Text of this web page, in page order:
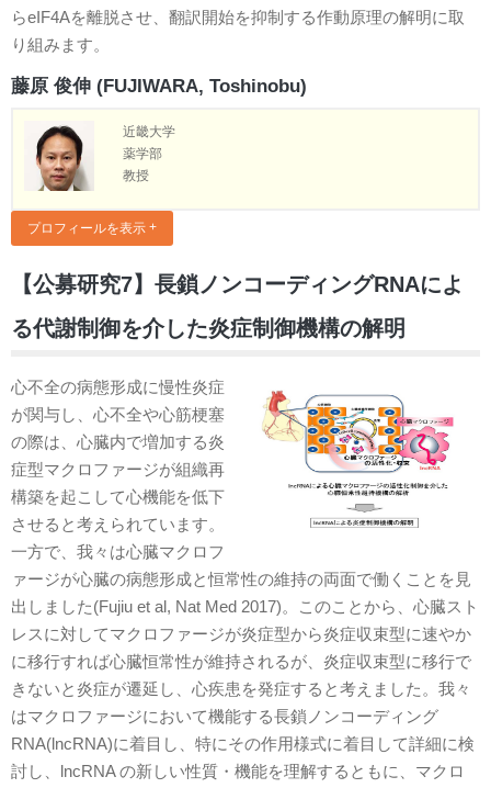
らeIF4Aを離脱させ、翻訳開始を抑制する作動原理の解明に取
り組みます。
藤原 俊伸 (FUJIWARA, Toshinobu)
近畿大学
薬学部
教授
プロフィールを表示
【公募研究7】長鎖ノンコーディングRNAによ
る代謝制御を介した炎症制御機構の解明
心不全の病態形成に慢性炎症
が関与し、心不全や心筋梗塞
の際は、心臓内で増加する炎
症型マクロファージが組織再
構築を起こして心機能を低下
させると考えられています。
一方で、我々は心臓マクロフ
ァージが心臓の病態形成と恒常性の維持の両面で働くことを見
出しました(Fujiu et al, Nat Med 2017)。このことから、心臓スト
レスに対してマクロファージが炎症型から炎症収束型に速やか
に移行すれば心臓恒常性が維持されるが、炎症収束型に移行で
きないと炎症が遷延し、心疾患を発症すると考えました。我々
はマクロファージにおいて機能する長鎖ノンコーディング
RNA(lncRNA)に着目し、特にその作用様式に着目して詳細に検
討し、lncRNA の新しい性質・機能を理解するともに、マクロ